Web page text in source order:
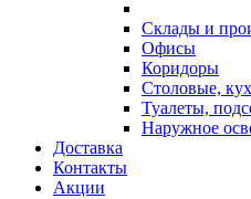
Склады и
Офисы
Коридоры
Столовые,
Туалеты,
Наружное
Доставка
Контакты
Акции